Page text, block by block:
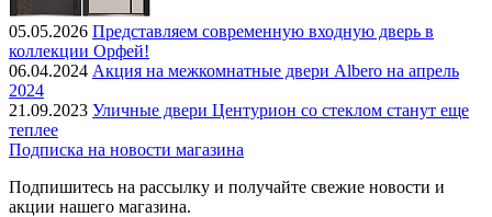
05.05.2026 Представляем современную входную дверь в
коллекции Орфей!
06.04.2024 Акция на межкомнатные двери Albero на апрель
2024
21.09.2023 Уличные двери Центурион со стеклом станут еще
теплее
Подписка на новости магазина
Подпишитесь на рассылку и получайте свежие новости и
акции нашего магазина.